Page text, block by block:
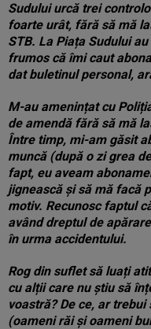
Sudului urcă trei
foarte urât, fără să mă
STB. La Piața Sudului
frumos că îmi caut
dat buletinul personal,
M-au amenințat cu
de amendă fără să mă
Între timp, mi-am găsit
muncă (după o zi grea
fapt, eu aveam
jignească și să mă facă
motiv. Recunosc faptul
având dreptul de
în urma accidentului.
Rog din suflet să luați
cu alții care nu știu să
voastră? De ce, ar
(oameni răi și oameni